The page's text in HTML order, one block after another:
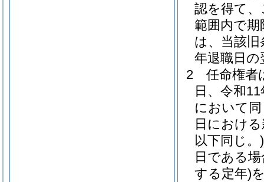
認を得て
範囲内で
は、当該
年退職日
2
任命権者
日、令和
において
日におけ
以下同じ。)
日である
する定年)